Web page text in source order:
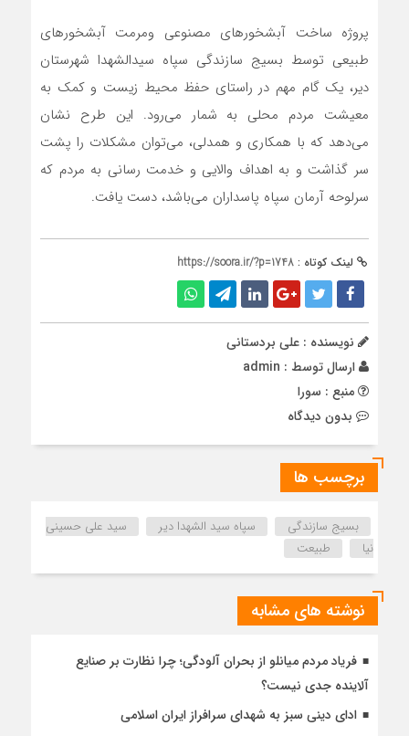
پروژه ساخت آبشخورهای مصنوعی ومرمت آبشخورهای
طبیعی توسط بسیج سازندگی سپاه سیدالشهدا شهرستان
دیر، یک گام مهم در راستای حفظ محیط زیست و کمک به
معیشت مردم محلی به شمار می‌رود. این طرح نشان
می‌دهد که با همکاری و همدلی، می‌توان مشکلات را پشت
سر گذاشت و به اهداف والایی و خدمت رسانی به مردم که
سرلوحه آرمان سپاه پاسداران می‌باشد، دست یافت.
لینک کوتاه : https://soora.ir/?p=1748
نویسنده : علی بردستانی
ارسال توسط : admin
منبع : سورا
بدون دیدگاه
برچسب ها
بسیج سازندگی سپاه سید الشهدا دیر
سید علی حسینی
نیا
طبیعت
نوشته های مشابه
فریاد مردم میانلو از بحران آلودگی؛ چرا نظارت بر صنایع
آلاینده جدی نیست؟
ادای دینی سبز به شهدای سرافراز ایران اسلامی